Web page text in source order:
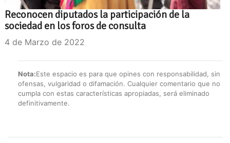
Reconocen diputados la participación de la
sociedad en los foros de consulta
4 de Marzo de 2022
Nota:Este espacio es para que opines con responsabilidad, sin
ofensas, vulgaridad o difamación. Cualquier comentario que no
cumpla con estas características apropiadas, será eliminado
definitivamente.